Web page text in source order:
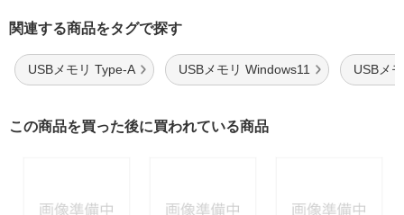
関連する商品をタグで探す
USBメモリ Type-A USBメモリ Windows11 USBメ
この商品を買った後に買われている商品